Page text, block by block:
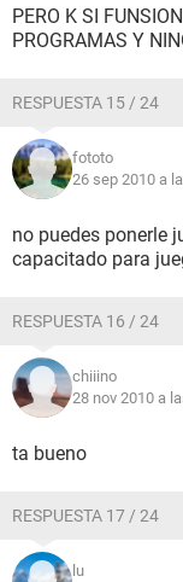
PERO K SI
PROGRAMAS Y
RESPUESTA 15 / 24
fototo
26 sep 2010 a
no puedes ponerle
capacitado para
RESPUESTA 16 / 24
chiiino
28 nov 2010 a
ta bueno
RESPUESTA 17 / 24
lu